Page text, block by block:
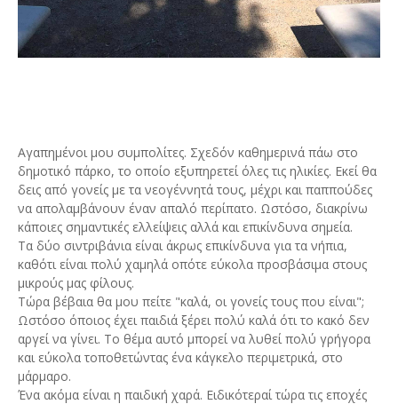
Αγαπημένοι μου συμπολίτες. Σχεδόν καθημερινά πάω στο
δημοτικό πάρκο, το οποίο εξυπηρετεί όλες τις ηλικίες. Εκεί θα
δεις από γονείς με τα νεογέννητά τους, μέχρι και παππούδες
να απολαμβάνουν έναν απαλό περίπατο. Ωστόσο, διακρίνω
κάποιες σημαντικές ελλείψεις αλλά και επικίνδυνα σημεία.
Τα δύο σιντριβάνια είναι άκρως επικίνδυνα για τα νήπια,
καθότι είναι πολύ χαμηλά οπότε εύκολα προσβάσιμα στους
μικρούς μας φίλους.
Τώρα βέβαια θα μου πείτε "καλά, οι γονείς τους που είναι";
Ωστόσο όποιος έχει παιδιά ξέρει πολύ καλά ότι το κακό δεν
αργεί να γίνει. Το θέμα αυτό μπορεί να λυθεί πολύ γρήγορα
και εύκολα τοποθετώντας ένα κάγκελο περιμετρικά, στο
μάρμαρο.
Ένα ακόμα είναι η παιδική χαρά. Ειδικότεραί τώρα τις εποχές